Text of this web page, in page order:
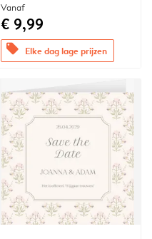
Vanaf
€ 9,99
offers Elke dag lage prijzen